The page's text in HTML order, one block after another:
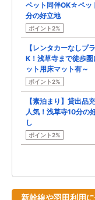
ペット同伴OK☆ペッ
分の好立地
ポイント2%
【レンタカーなしプ
K！浅草寺まで徒歩
ット用床マット有～
ポイント2%
【素泊まり】貸出品
人気！浅草寺10分の
し
ポイント2%
新幹線や羽田利用